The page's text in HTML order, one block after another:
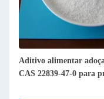
Aditivo alimentar
CAS 22839-47-0 para